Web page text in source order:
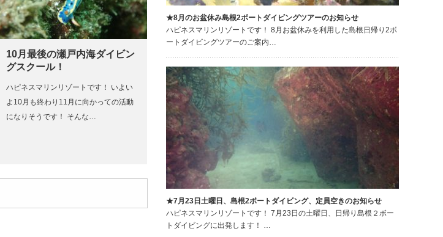
10月最後の瀬戸内海ダイビン
グスクール！
ハピネスマリンリゾートです！ いよい
よ10月も終わり11月に向かっての活動
になりそうです！ そんな…
★8月のお盆休み島根2ボートダイビングツアーのお知らせ
ハピネスマリンリゾートです！ 8月お盆休みを利用した島根日帰り2ボ
ートダイビングツアーのご案内…
★7月23日土曜日、島根2ボートダイビング、定員空きのお知らせ
ハピネスマリンリゾートです！ 7月23日の土曜日、日帰り島根２ボー
トダイビングに出発します！ …